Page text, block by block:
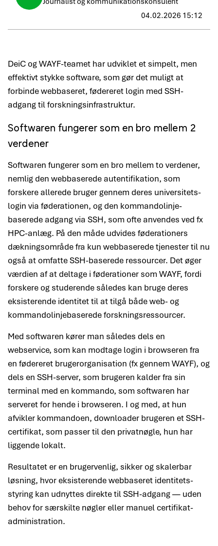
04.02.2026 15:12
DeiC og WAYF-teamet har udviklet et simpelt, men
effektivt stykke software, som gør det muligt at
forbinde web­baseret, fødereret login med SSH-
adgang til forsknings­infrastruktur.
Softwaren fungerer som en bro mellem 2
verdener
Softwaren fungerer som en bro mellem to verdener,
nemlig den web­baserede autentifikation, som
forskere allerede bruger gennem deres universitets­
login via føderationen, og den kommandolinje­
baserede adgang via SSH, som ofte anvendes ved fx
HPC-anlæg. På den måde udvides føderationers
dæknings­område fra kun web­baserede tjenester til nu
også at omfatte SSH-baserede ressourcer. Det øger
værdien af at deltage i føderationer som WAYF, fordi
forskere og studerende således kan bruge deres
eksisterende identitet til at tilgå både web- og
kommandolinjebaserede forskningsressourcer.
Med softwaren kører man således dels en
webservice, som kan modtage login i browseren fra
en fødereret bruger­organisation (fx gennem WAYF), og
dels en SSH-server, som brugeren kalder fra sin
terminal med en kommando, som softwaren har
serveret for hende i browseren. I og med, at hun
afvikler kommandoen, downloader brugeren et SSH-
certifikat, som passer til den privatnøgle, hun har
liggende lokalt.
Resultatet er en bruger­venlig, sikker og skalerbar
løsning, hvor eksisterende web­baseret identitets­
styring kan udnyttes direkte til SSH-adgang — uden
behov for særskilte nøgler eller manuel certifikat­
administration.